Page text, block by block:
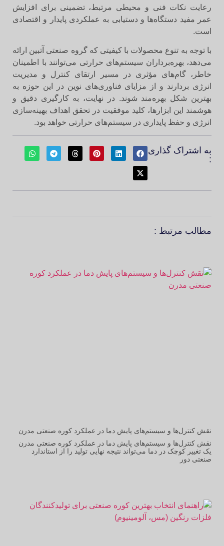
رعایت نکات فنی و محیطی مرتبط، تضمینی برای افزایش
عمر مفید دستگاه‌ها و دستیابی به عملکردی پایدار و اقتصادی
است.
با توجه به تنوع محصولات با کیفیتی که گروه صنعتی آتبین ارائه
می‌دهد، بهره‌برداران سیستم‌های حرارتی می‌توانند با اطمینان
خاطر، گام‌های مؤثری در مسیر ارتقای کنترل و مدیریت
انرژی بردارند و از مزایای فناوری‌های نوین در این حوزه به
بهترین شکل بهره‌مند شوند. در نهایت، به کارگیری دقیق و
هوشمند این ابزارها، کلید موفقیت در تحقق اهداف بهینه‌سازی
انرژی و حفظ پایداری در سیستم‌های حرارتی خواهد بود.
به اشتراک گذاری
مطالب مرتبط :
نقش کنترل‌ها و سیستم‌های پایش دما در عملکرد کوره صنعتی مدرن
نقش کنترل‌ها و سیستم‌های پایش دما در عملکرد کوره صنعتی مدرن
یک تغییر کوچک در دما می‌تواند نتیجه نهایی تولید را از استاندارد
صنعتی دور